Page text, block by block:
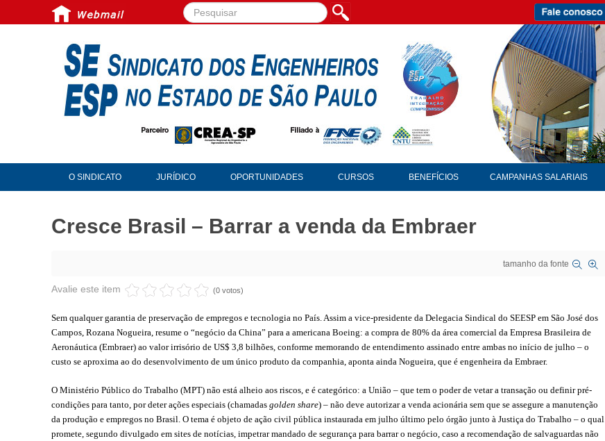
Pesquisar...
O SINDICATO JURÍDICO OPORTUNIDADES CURSOS BENEFÍCIOS CAMPANHAS SALARIAIS
Cresce Brasil – Barrar a venda da Embraer
tamanho da fonte
Avalie este item (0 votos)
Sem qualquer garantia de preservação de empregos e tecnologia no País. Assim a vice-presidente da Delegacia Sindical do SEESP em São José dos
Campos, Rozana Nogueira, resume o “negócio da China” para a americana Boeing: a compra de 80% da área comercial da Empresa Brasileira de
Aeronáutica (Embraer) ao valor irrisório de US$ 3,8 bilhões, conforme memorando de entendimento assinado entre ambas no início de julho – o
custo se aproxima ao do desenvolvimento de um único produto da companhia, aponta ainda Nogueira, que é engenheira da Embraer.
O Ministério Público do Trabalho (MPT) não está alheio aos riscos, e é categórico: a União – que tem o poder de vetar a transação ou definir pré-
condições para tanto, por deter ações especiais (chamadas golden share) – não deve autorizar a venda acionária sem que se assegure a manutenção
da produção e empregos no Brasil. O tema é objeto de ação civil pública instaurada em julho último pelo órgão junto à Justiça do Trabalho – o qual
promete, segundo divulgado em sites de notícias, impetrar mandado de segurança para barrar o negócio, caso a recomendação de salvaguardas não